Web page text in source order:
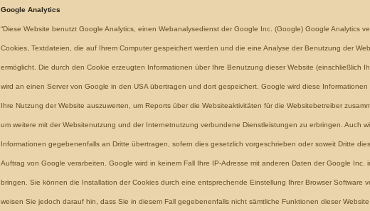
Google Analytics
“Diese Website benutzt Google Analytics, einen Webanalysedienst der Google Inc. (Google) Google Analytics
Cookies, Textdateien, die auf Ihrem Computer gespeichert werden und die eine Analyse der Benutzung der
ermöglicht. Die durch den Cookie erzeugten Informationen über Ihre Benutzung dieser Website (einschließlich
wird an einen Server von Google in den USA übertragen und dort gespeichert. Google wird diese
Ihre Nutzung der Website auszuwerten, um Reports über die Websiteaktivitäten für die Websitebetreiber
um weitere mit der Websitenutzung und der Internetnutzung verbundene Dienstleistungen zu erbringen. Auch
Informationen gegebenenfalls an Dritte übertragen, sofern dies gesetzlich vorgeschrieben oder soweit Dritte
Auftrag von Google verarbeiten. Google wird in keinem Fall Ihre IP-Adresse mit anderen Daten der Google Inc.
bringen. Sie können die Installation der Cookies durch eine entsprechende Einstellung Ihrer Browser Software
weisen Sie jedoch darauf hin, dass Sie in diesem Fall gegebenenfalls nicht sämtliche Funktionen dieser